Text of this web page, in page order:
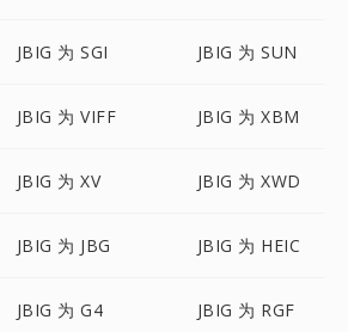
JBIG 为 SGI JBIG 为 SUN
JBIG 为 VIFF JBIG 为 XBM
JBIG 为 XV JBIG 为 XWD
JBIG 为 JBG JBIG 为 HEIC
JBIG 为 G4 JBIG 为 RGF